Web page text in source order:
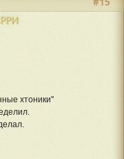
хтоники"